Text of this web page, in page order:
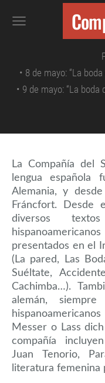
• 8 de mayo: “La
• 9 de mayo: “La
La Compañía del
lengua española
Alemania, y
Fráncfort. Desde
diversos
presentados en el
(La pared, Las
Suéltate,
Cachimba…).
alemán,
Messer o Lass
compañía
Juan Tenorio,
literatura femenina